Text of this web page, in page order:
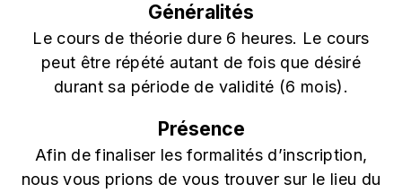
Généralités
Le cours de théorie dure 6 heures. Le cours
peut être répété autant de fois que désiré
durant sa période de validité (6 mois).
Présence
Afin de finaliser les formalités d’inscription,
nous vous prions de vous trouver sur le lieu du